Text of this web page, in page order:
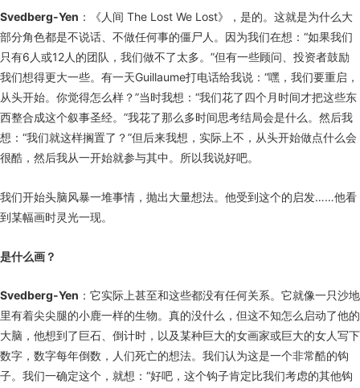
Svedberg-Yen ：《人间 The Lost We Lost》，是的。这就是为什么大
部分角色都是不说话、不做任何事的僵尸人。因为我们在想：“如果我们
只有6人或12人的团队，我们做不了太多。”但有一些顾问、投资者鼓励
我们想得更大一些。有一天Guillaume打电话给我说：“嘿，我们要重启，
从头开始。你觉得怎么样？”当时我想：“我们花了四个月时间才把这些东
西整合成这个叙事圣经。”我花了那么多时间思考结局会是什么。然后我
想：“我们就这样搁置了？”但后来我想，实际上不，从头开始做点什么会
很酷，然后我从一开始就参与其中。所以我说好吧。
我们开始头脑风暴一堆事情，抛出大量想法。他受到这个的启发……他看
到某幅画时灵光一现。
是什么画？
Svedberg-Yen ：它实际上甚至和这些都没有任何关系。它就像一只沙地
里有着尖尖腿的小鹿一样的生物。真的没什么，但这不知怎么启动了他的
大脑，他想到了巨石、倒计时，以及某种巨大的女画家或巨大的女人写下
数字，数字每年倒数，人们死亡的想法。我们认为这是一个非常酷的钩
子。我们一确定这个，就想：“好吧，这个钩子肯定比我们考虑的其他钩